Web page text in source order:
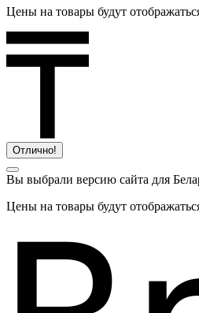
Цены на товары будут
Отлично!
Вы выбрали версию сайта для
Цены на товары будут